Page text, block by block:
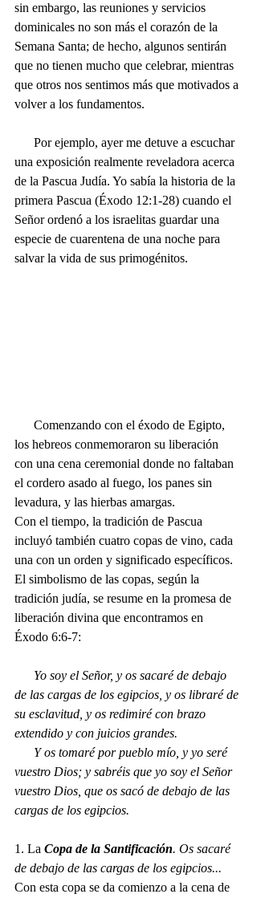
sin embargo, las reuniones y servicios
dominicales no son más el corazón de la
Semana Santa; de hecho, algunos sentirán
que no tienen mucho que celebrar, mientras
que otros nos sentimos más que motivados a
volver a los fundamentos.
una exposición realmente reveladora acerca
de la Pascua Judía. Yo sabía la historia de la
primera Pascua (Éxodo 12:1-28) cuando el
Señor ordenó a los israelitas guardar una
especie de cuarentena de una noche para
salvar la vida de sus primogénitos.
los hebreos conmemoraron su liberación
con una cena ceremonial donde no faltaban
el cordero asado al fuego, los panes sin
levadura, y las hierbas amargas.
Con el tiempo, la tradición de Pascua
incluyó también cuatro copas de vino, cada
una con un orden y significado específicos.
El simbolismo de las copas, según la
tradición judía, se resume en la promesa de
liberación divina que encontramos en
Éxodo 6:6-7:
Yo soy el Señor, y os sacaré de debajo
de las cargas de los egipcios, y os libraré de
su esclavitud, y os redimiré con brazo
extendido y con juicios grandes.
vuestro Dios; y sabréis que yo soy el Señor
vuestro Dios, que os sacó de debajo de las
cargas de los egipcios.
1. La Copa de la Santificación. Os sacaré
de debajo de las cargas de los egipcios...
Con esta copa se da comienzo a la cena de